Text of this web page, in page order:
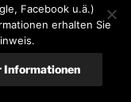
B. 2 Elek., Sw.)
Auftrag
Facebook u.ä.)
erhalten Sie
Informationen